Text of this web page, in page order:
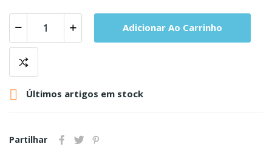
Adicionar Ao Carrinho
 Últimos artigos em stock
Partilhar